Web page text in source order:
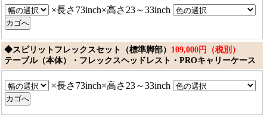
×長さ73inch×高さ23～33inch
◆スピリットフレックスセット（標準脚部） 109,000円（税別）
テーブル（本体）・フレックスヘッドレスト・PROキャリーケース
×長さ73inch×高さ23～33inch